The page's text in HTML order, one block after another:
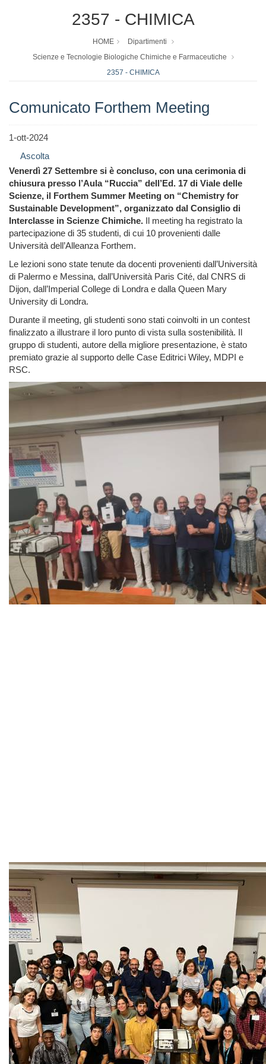
2357 - CHIMICA
HOME
Dipartimenti
Scienze e Tecnologie Biologiche Chimiche e Farmaceutiche
2357 - CHIMICA
Comunicato Forthem Meeting
1-ott-2024
Ascolta
Venerdì 27 Settembre si è concluso, con una cerimonia di
chiusura presso l’Aula “Ruccia” dell’Ed. 17 di Viale delle
Scienze, il Forthem Summer Meeting on “Chemistry for
Sustainable Development”, organizzato dal Consiglio di
Interclasse in Scienze Chimiche. Il meeting ha registrato la
partecipazione di 35 studenti, di cui 10 provenienti dalle
Università dell’Alleanza Forthem.
Le lezioni sono state tenute da docenti provenienti dall’Università
di Palermo e Messina, dall’Università Paris Cité, dal CNRS di
Dijon, dall’Imperial College di Londra e dalla Queen Mary
University di Londra.
Durante il meeting, gli studenti sono stati coinvolti in un contest
finalizzato a illustrare il loro punto di vista sulla sostenibilità. Il
gruppo di studenti, autore della migliore presentazione, è stato
premiato grazie al supporto delle Case Editrici Wiley, MDPI e
RSC.